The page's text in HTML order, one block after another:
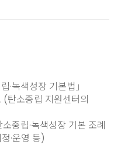
·녹색성장 기본법」
탄소중립 지원센터의
중립·녹색성장 기본 조례
·운영 등)